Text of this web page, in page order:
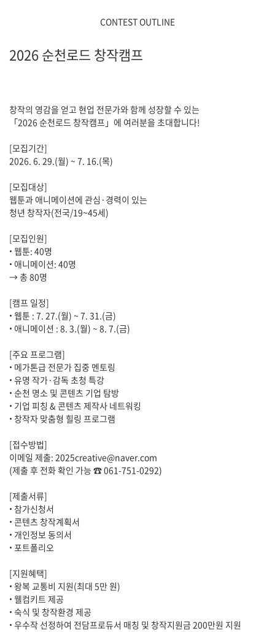
CONTEST OUTLINE
2026 순천로드 창작캠프
창작의 영감을 얻고 현업 전문가와 함께 성장할 수 있는
「2026 순천로드 창작캠프」에 여러분을 초대합니다!
[모집기간]
2026. 6. 29.(월) ~ 7. 16.(목)
[모집대상]
웹툰과 애니메이션에 관심·경력이 있는
청년 창작자(전국/19~45세)
[모집인원]
• 웹툰: 40명
• 애니메이션: 40명
→ 총 80명
[캠프 일정]
• 웹툰 : 7. 27.(월) ~ 7. 31.(금)
• 애니메이션 : 8. 3.(월) ~ 8. 7.(금)
[주요 프로그램]
• 메가톤급 전문가 집중 멘토링
• 유명 작가·감독 초청 특강
• 순천 명소 및 콘텐츠 기업 탐방
• 기업 피칭 & 콘텐츠 제작사 네트워킹
• 창작자 맞춤형 힐링 프로그램
[접수방법]
이메일 제출: 2025creative@naver.com
(제출 후 전화 확인 가능 ☎ 061-751-0292)
[제출서류]
• 참가신청서
• 콘텐츠 창작계획서
• 개인정보 동의서
• 포트폴리오
[지원혜택]
• 왕복 교통비 지원(최대 5만 원)
• 웰컴키트 제공
• 숙식 및 창작환경 제공
• 우수작 선정하여 전담프로듀서 매칭 및 창작지원금 200만원 지원